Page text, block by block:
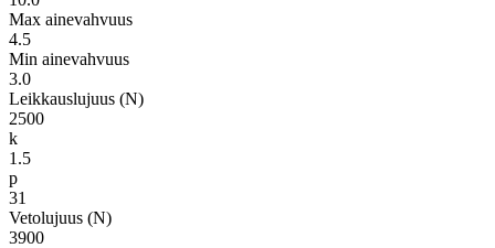
Max ainevahvuus
4.5
Min ainevahvuus
3.0
Leikkauslujuus (N)
2500
k
1.5
p
31
Vetolujuus (N)
3900